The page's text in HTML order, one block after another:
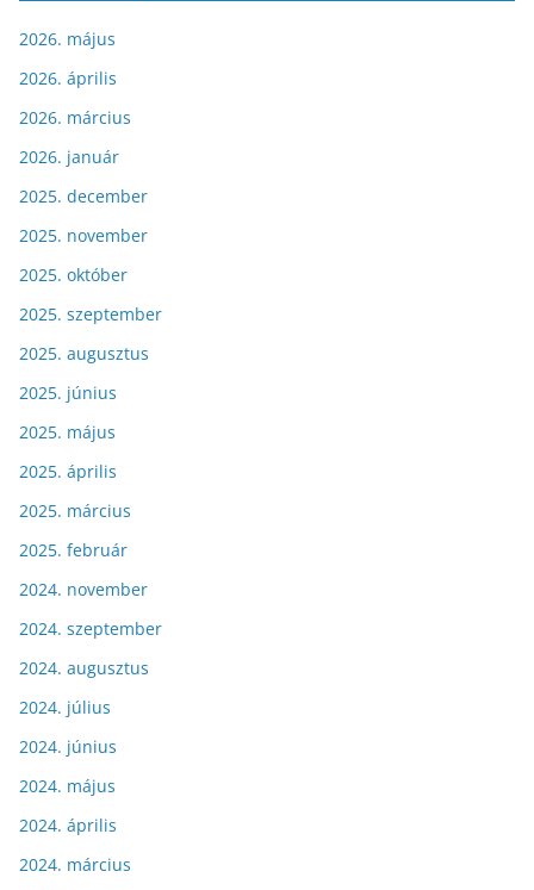
2026. május
2026. április
2026. március
2026. január
2025. december
2025. november
2025. október
2025. szeptember
2025. augusztus
2025. június
2025. május
2025. április
2025. március
2025. február
2024. november
2024. szeptember
2024. augusztus
2024. július
2024. június
2024. május
2024. április
2024. március